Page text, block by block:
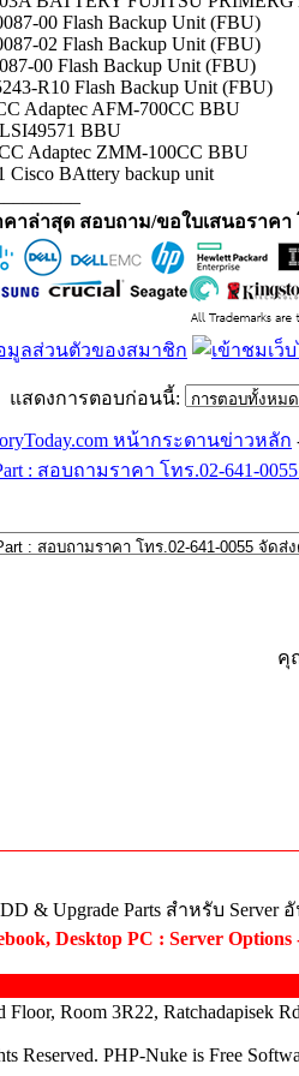
00 Flash Backup Unit (FBU)
02 Flash Backup Unit (FBU)
00 Flash Backup Unit (FBU)
R10 Flash Backup Unit (FBU)
Adaptec AFM-700CC BBU
BBU
Adaptec ZMM-100CC BBU
Cisco BAttery backup unit
คาล่าสุด สอบถาม/ขอใบเสนอราคา
แสดงการตอบก่อนนี้:
หน้ากระดานข่าวหลัก
: สอบถามราคา โทร.02-641-
& Upgrade Parts สำหรับ Server
Desktop PC : Server
Room 3R22, Ratchadapisek
Reserved. PHP-Nuke is Free